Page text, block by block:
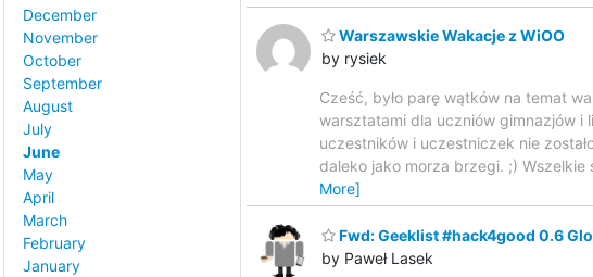
December
November
October
September
August
July
June
May
April
March
February
January
Warszawskie Wakacje z WiOO
by rysiek
Cześć, było parę wątków na temat
warsztatami dla uczniów gimnazjów i
uczestników i uczestniczek nie
daleko jako morza brzegi. ;)
More]
Fwd: Geeklist #hack4good 0.6
by Paweł Lasek